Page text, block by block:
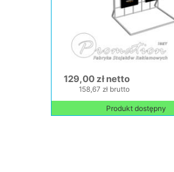
129,00 zł netto
158,67 zł brutto
Produkt dostępny